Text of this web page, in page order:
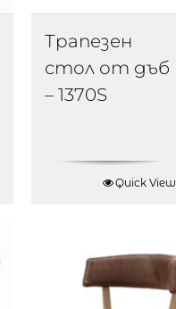
Трапезен
стол от дъб
– 1370S
Quick View